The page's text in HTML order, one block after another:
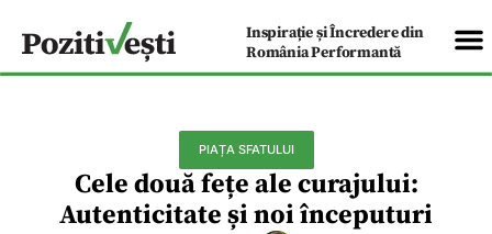
Inspirație și Încredere din
România Performantă
PIAȚA SFATULUI
Cele două fețe ale curajului:
Autenticitate și noi începuturi